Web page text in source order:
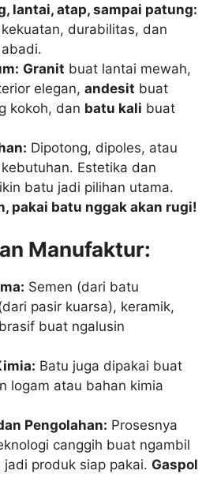
lantai, atap, sampai patung:
durabilitas, dan
Granit buat lantai mewah,
elegan,andesit buat
kokoh, dan batu kali buat
Dipotong, dipoles, atau
Estetika dan
batu jadi pilihan utama.
pakai batu nggak akan rugi!
Manufaktur:
Semen (dari batu
pasir kuarsa), keramik,
buat ngalusin
Batu juga dipakai buat
logam atau bahan kimia
Pengolahan: Prosesnya
canggih buat ngambil
produk siap pakai. Gaspol